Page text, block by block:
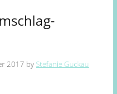
2017 by Stefanie Guckau